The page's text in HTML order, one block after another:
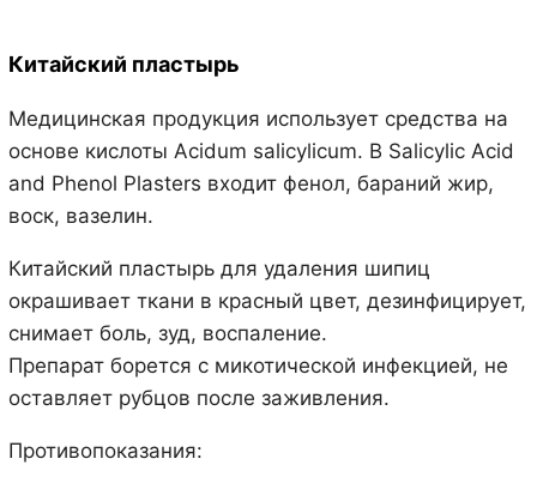
Китайский пластырь
Медицинская продукция использует средства на
основе кислоты Acidum salicylicum. В Salicylic Acid
and Phenol Plasters входит фенол, бараний жир,
воск, вазелин.
Китайский пластырь для удаления шипиц
окрашивает ткани в красный цвет, дезинфицирует,
снимает боль, зуд, воспаление.
Препарат борется с микотической инфекцией, не
оставляет рубцов после заживления.
Противопоказания: